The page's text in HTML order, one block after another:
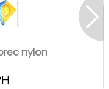
nylon